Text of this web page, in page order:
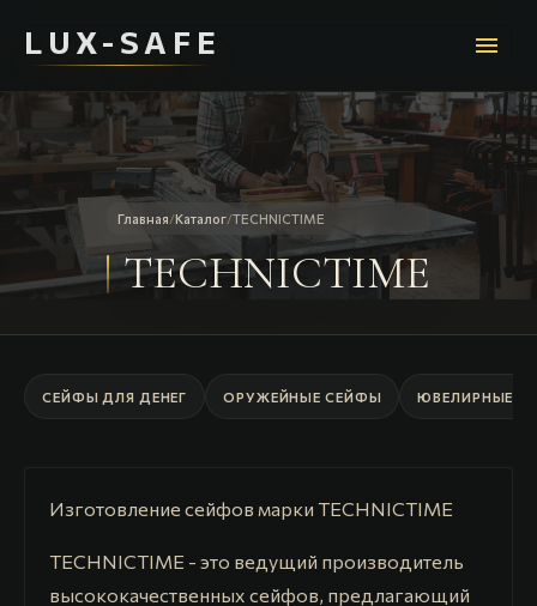
LUX-SAFE menu
Главная/Каталог/TECHNICTIME
TECHNICTIME
СЕЙФЫ ДЛЯ ДЕНЕГ ОРУЖЕЙНЫЕ СЕЙФЫ ЮВЕЛИРНЫЕ
Изготовление сейфов марки TECHNICTIME
TECHNICTIME - это ведущий производитель
высококачественных сейфов, предлагающий